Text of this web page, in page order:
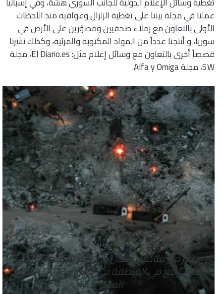
عملنا في مجلة بيننا على تغطية الزلزال وعواقبه منذ اللحظات
الأولى بالتعاون مع زملاء صحفيين ومصوّرين على الأرض في
سوريا، و أنتجنا عدداً من المواد المكتوبة والمرئية، وكذلك نشرنا
قصصاً أخرى بالتعاون مع وسائل إعلام مثل: El Diario.es، مجلة
5W، مجلة Alfa y Omiga.
دمار في مناطق شمال غرب سوريا نتيجة الزلزال
الذي وقع في المنطقة في 2 فبراير 2023. الدفاع
المدني